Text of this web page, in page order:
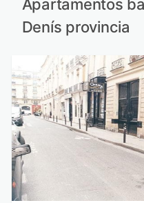
Apartamentos
Denís provincia